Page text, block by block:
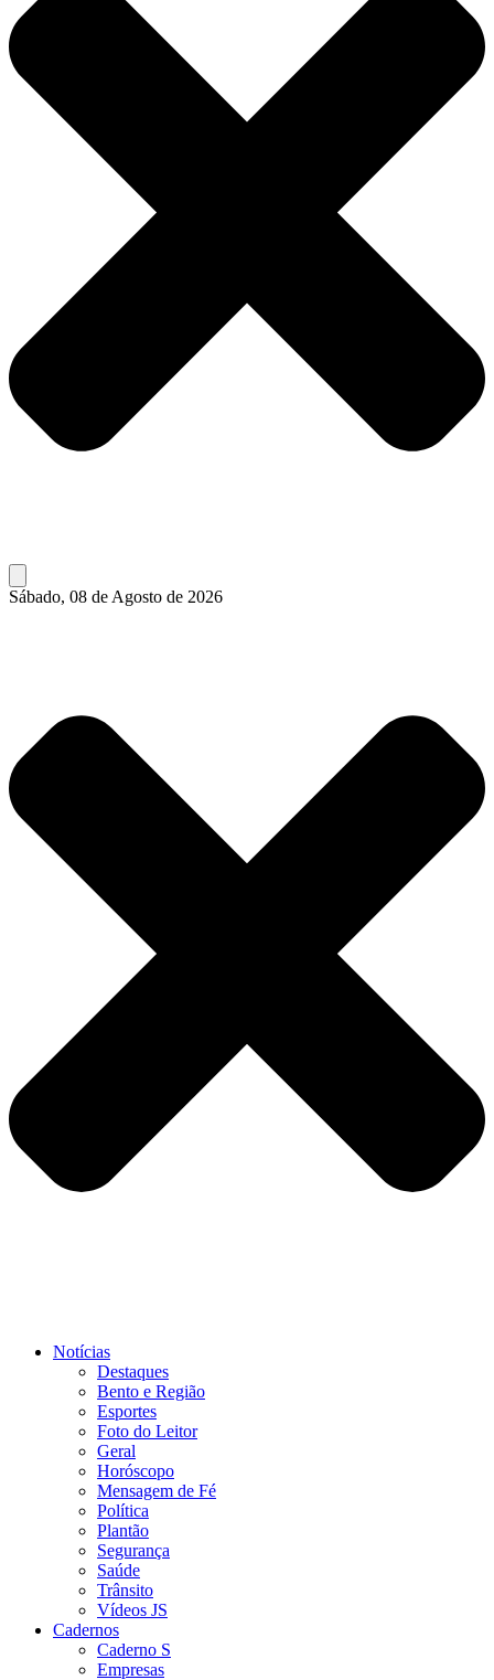
Sábado, 08 de Agosto de 2026
Notícias
Destaques
Bento e Região
Esportes
Foto do Leitor
Geral
Horóscopo
Mensagem de Fé
Política
Plantão
Segurança
Saúde
Trânsito
Vídeos JS
Cadernos
Caderno S
Empresas